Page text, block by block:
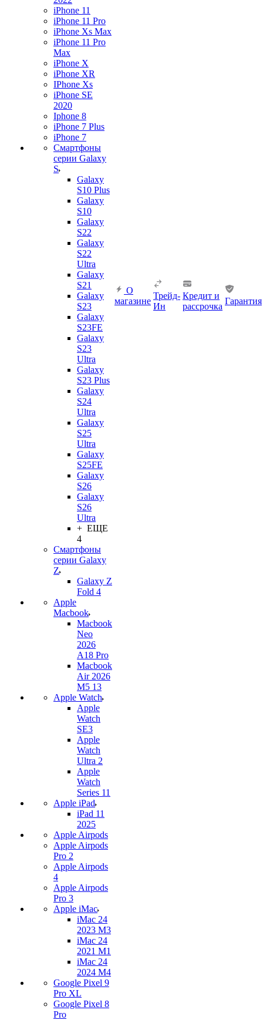
iPhone 11
iPhone 11 Pro
iPhone Xs Max
iPhone 11 Pro
Max
iPhone X
iPhone XR
IPhone Xs
iPhone SE
2020
Iphone 8
iPhone 7 Plus
iPhone 7
Смартфоны
серии Galaxy
S
Galaxy
S10 Plus
Galaxy
S10
Galaxy
S22
Galaxy
S22
Ultra
Galaxy
S21
Galaxy
S23
Galaxy
S23FE
Galaxy
S23
Ultra
Galaxy
S23 Plus
Galaxy
S24
Ultra
Galaxy
S25
Ultra
Galaxy
S25FE
Galaxy
S26
Galaxy
S26
Ultra
+ ЕЩЕ
4
Смартфоны
серии Galaxy
Z
Galaxy Z
Fold 4
Apple
Macbook
Macbook
Neo
2026
A18 Pro
Macbook
Air 2026
M5 13
Apple Watch
Apple
Watch
SE3
Apple
Watch
Ultra 2
Apple
Watch
Series 11
Apple iPad
iPad 11
2025
Apple Airpods
Apple Airpods
Pro 2
Apple Airpods
4
Apple Airpods
Pro 3
Apple iMac
iMac 24
2023 M3
iMac 24
2021 M1
iMac 24
2024 M4
Google Pixel 9
Pro XL
Google Pixel 8
Pro
О
магазине
Трейд-
Ин
Кредит и
рассрочка
Гарантия